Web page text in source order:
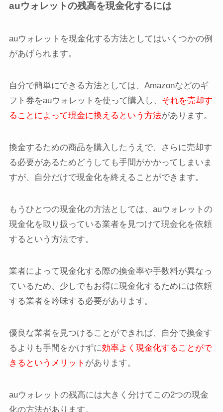
auウォレットの残高を現金化するには
auウォレットを現金化する方法としてはいくつかの例
があげられます。
自分で簡単にできる方法としては、Amazonなどのギ
フト券をauウォレットを使って購入し、 それを売却す
ることによって現金に換えるという方法があります。
換金するための商品を購入したうえで、さらに売却す
る必要があるためどうしても手間がかかってしまいま
すが、自分だけで現金化を終えることができます。
もうひとつの現金化の方法としては、auウォレットの
現金化を取り扱っている業者を見つけて現金化を依頼
するという方法です。
業者によって現金化する際の換金率や手数料が異なっ
ているため、少しでもお得に現金化するためには依頼
する業者を吟味する必要があります。
優良な業者を見つけることができれば、自分で換金す
るよりも手間をかけずに効率よく現金化することがで
きるというメリット があります。
auウォレットの残高には大きく分けてこの2つの現金
化の方法があります。